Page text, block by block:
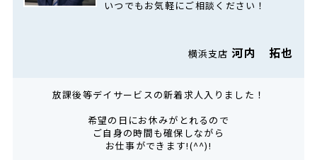
いつでもお気軽にご相談ください！
横浜支店河内 拓也
放課後等デイサービスの新着求人入りました！
希望の日にお休みがとれるので
ご自身の時間も確保しながら
お仕事ができます!(^^)!